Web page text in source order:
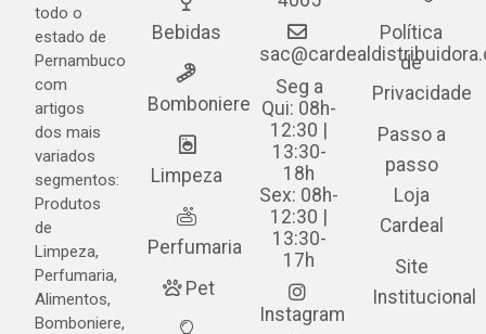
todo o
estado de
Pernambuco
com
artigos
dos mais
variados
segmentos:
Produtos
de
Limpeza,
Perfumaria,
Alimentos,
Bomboniere,
Bebidas
Bomboniere
Limpeza
Perfumaria
Pet
Seg a
Qui: 08h-
12:30 |
13:30-
18h
Sex: 08h-
12:30 |
13:30-
17h
Instagram
Política
de
Privacidade
Passo a
passo
Loja
Cardeal
Site
Institucional